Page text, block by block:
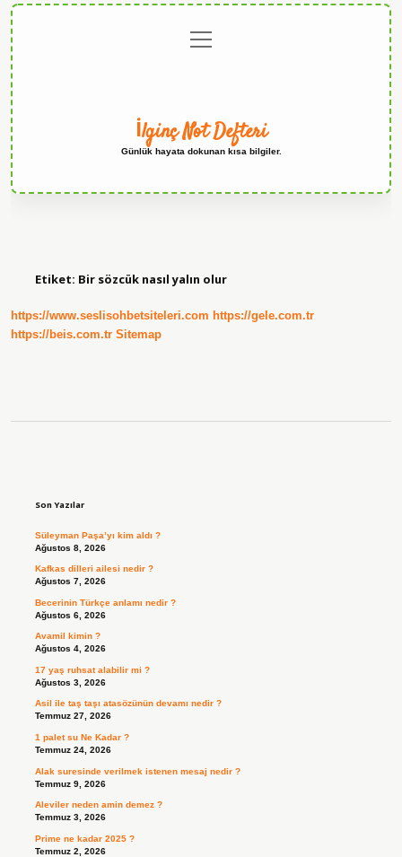
menüyü
aç
İlginç Not Defteri
Günlük hayata dokunan kısa bilgiler.
Etiket: Bir sözcük nasıl yalın olur
https://www.seslisohbetsiteleri.com https://gele.com.tr
https://beis.com.tr Sitemap
Son Yazılar
Süleyman Paşa’yı kim aldı ?
Ağustos 8, 2026
Kafkas dilleri ailesi nedir ?
Ağustos 7, 2026
Becerinin Türkçe anlamı nedir ?
Ağustos 6, 2026
Avamil kimin ?
Ağustos 4, 2026
17 yaş ruhsat alabilir mi ?
Ağustos 3, 2026
Asil ile taş taşı atasözünün devamı nedir ?
Temmuz 27, 2026
1 palet su Ne Kadar ?
Temmuz 24, 2026
Alak suresinde verilmek istenen mesaj nedir ?
Temmuz 9, 2026
Aleviler neden amin demez ?
Temmuz 3, 2026
Prime ne kadar 2025 ?
Temmuz 2, 2026